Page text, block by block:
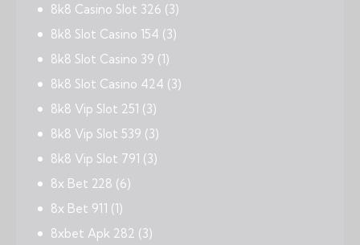
8k8 Casino Slot 326 (3)
8k8 Slot Casino 154 (3)
8k8 Slot Casino 39 (1)
8k8 Slot Casino 424 (3)
8k8 Vip Slot 251 (3)
8k8 Vip Slot 539 (3)
8k8 Vip Slot 791 (3)
8x Bet 228 (6)
8x Bet 911 (1)
8xbet Apk 282 (3)